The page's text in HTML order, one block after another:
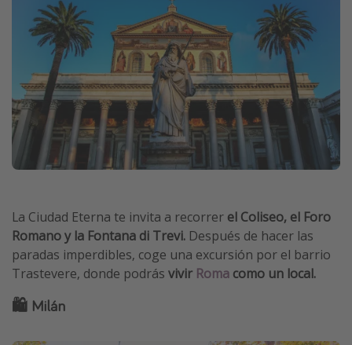
La Ciudad Eterna te invita a recorrer el Coliseo, el Foro
Romano y la Fontana di Trevi. Después de hacer las
paradas imperdibles, coge una excursión por el barrio
Trastevere, donde podrás vivir Roma como un local.
🛍️ Milán